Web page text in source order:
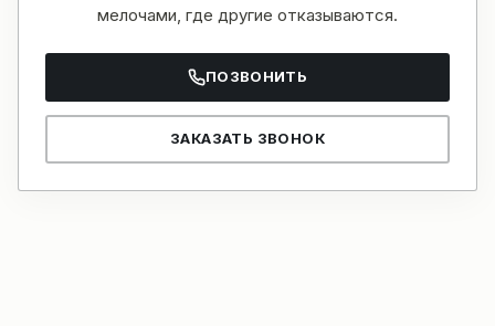
мелочами, где другие отказываются.
ПОЗВОНИТЬ
ЗАКАЗАТЬ ЗВОНОК